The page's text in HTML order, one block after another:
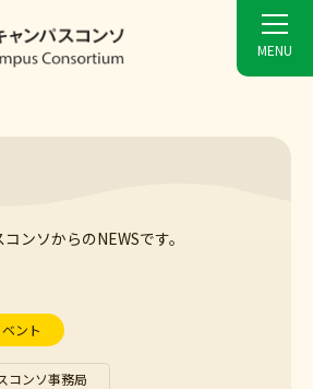
ンソからのNEWSです。
ント
コンソ事務局